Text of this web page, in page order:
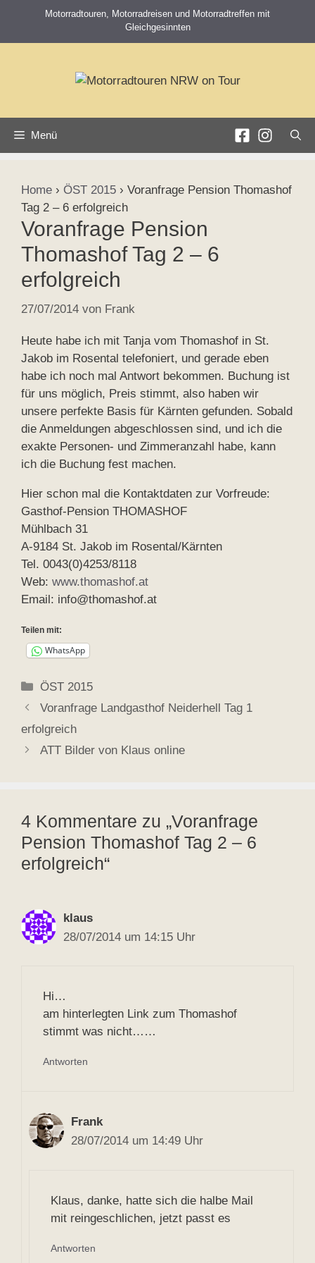
springen
Motorradtouren, Motorradreisen und Motorradtreffen mit
Gleichgesinnten
Menü
Home › ÖST 2015 › Voranfrage Pension Thomashof
Tag 2 – 6 erfolgreich
Voranfrage Pension
Thomashof Tag 2 – 6
erfolgreich
27/07/2014 von Frank
Heute habe ich mit Tanja vom Thomashof in St.
Jakob im Rosental telefoniert, und gerade eben
habe ich noch mal Antwort bekommen. Buchung ist
für uns möglich, Preis stimmt, also haben wir
unsere perfekte Basis für Kärnten gefunden. Sobald
die Anmeldungen abgeschlossen sind, und ich die
exakte Personen- und Zimmeranzahl habe, kann
ich die Buchung fest machen.
Hier schon mal die Kontaktdaten zur Vorfreude:
Gasthof-Pension THOMASHOF
Mühlbach 31
A-9184 St. Jakob im Rosental/Kärnten
Tel. 0043(0)4253/8118
Web: www.thomashof.at
Email: info@thomashof.at
Teilen mit:
WhatsApp
Kategorien
ÖST 2015
Voranfrage Landgasthof Neiderhell Tag 1
erfolgreich
ATT Bilder von Klaus online
4 Kommentare zu „Voranfrage
Pension Thomashof Tag 2 – 6
erfolgreich“
klaus
28/07/2014 um 14:15 Uhr
Hi…
am hinterlegten Link zum Thomashof
stimmt was nicht……
Antworten
Frank
28/07/2014 um 14:49 Uhr
Klaus, danke, hatte sich die halbe Mail
mit reingeschlichen, jetzt passt es
Antworten